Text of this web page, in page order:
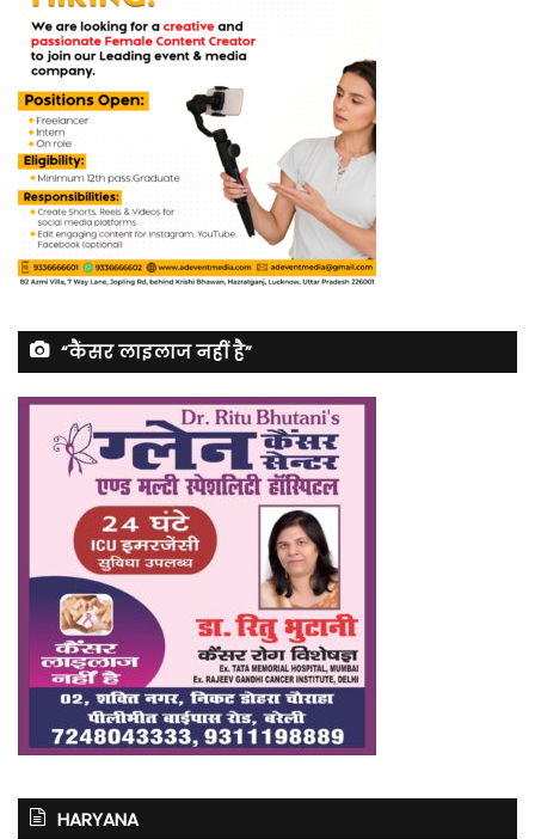
“कैंसर लाइलाज नहीं है”
HARYANA